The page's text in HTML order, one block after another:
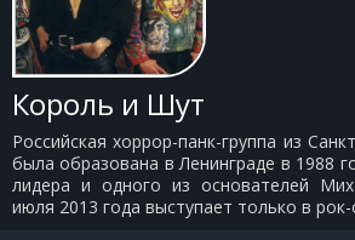
Король и Шут
Российская хоррор-панк-группа из
была образована в Ленинграде в 1988
лидера и одного из основателей
июля 2013 года выступает только в